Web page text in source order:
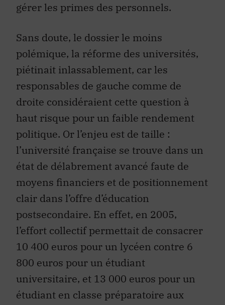
polémique, la réforme des universités,
piétinait inlassablement, car les
responsables de gauche comme de
droite considéraient cette question à
haut risque pour un faible rendement
politique. Or l’enjeu est de taille :
l’université française se trouve dans un
état de délabrement avancé faute de
moyens financiers et de positionnement
clair dans l’offre d’éducation
postsecondaire. En effet, en 2005,
l’effort collectif permettait de consacrer
10 400 euros pour un lycéen contre 6
800 euros pour un étudiant
universitaire, et 13 000 euros pour un
étudiant en classe préparatoire aux
grandes écoles. Cet écart à l’avantage